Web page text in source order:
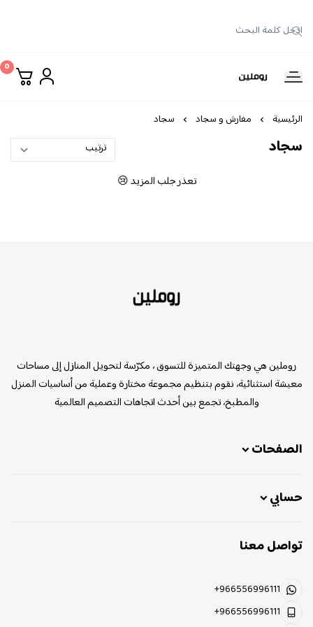
روملين
0
الرئيسية مفارش و سجاد سجاد
سجاد
تعذر جلب المزيد 😢
روملين هي وجهتك المتميزة للتسوق ، مكرّسة لتحويل المنازل إلى مساحات
معيشة استثنائية، نقوم بتنظيم مجموعة مختارة وعملية من أساسيات المنزل
والمطبخ، تجمع بين أحدث اتجاهات التصميم العالمية
الصفحات
حسابي
تواصل معنا
+966556996111
+966556996111